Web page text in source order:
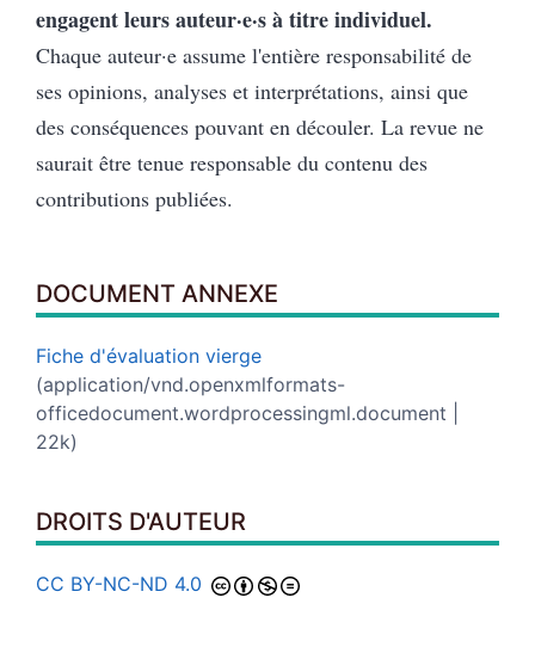
engagent leurs auteur·e·s à titre individuel.
Chaque auteur·e assume l'entière responsabilité de
ses opinions, analyses et interprétations, ainsi que
des conséquences pouvant en découler. La revue ne
saurait être tenue responsable du contenu des
contributions publiées.
DOCUMENT ANNEXE
Fiche d'évaluation vierge
(application/vnd.openxmlformats-
officedocument.wordprocessingml.document |
22k)
DROITS D'AUTEUR
CC BY-NC-ND 4.0